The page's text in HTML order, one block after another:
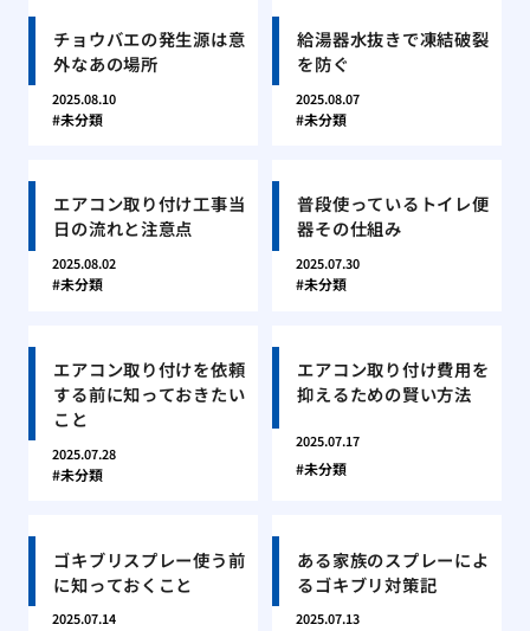
チョウバエの発生源は意
外なあの場所
2025.08.10
未分類
給湯器水抜きで凍結破裂
を防ぐ
2025.08.07
未分類
エアコン取り付け工事当
日の流れと注意点
2025.08.02
未分類
普段使っているトイレ便
器その仕組み
2025.07.30
未分類
エアコン取り付けを依頼
する前に知っておきたい
こと
2025.07.28
未分類
エアコン取り付け費用を
抑えるための賢い方法
2025.07.17
未分類
ゴキブリスプレー使う前
に知っておくこと
2025.07.14
ある家族のスプレーによ
るゴキブリ対策記
2025.07.13